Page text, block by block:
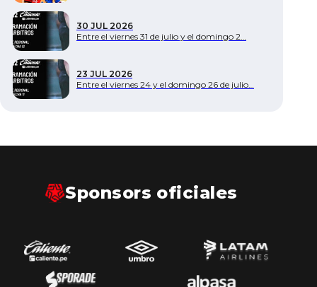
30 JUL 2026
Entre el viernes 31 de julio y el domingo 2…
23 JUL 2026
Entre el viernes 24 y el domingo 26 de julio…
Sponsors oficiales